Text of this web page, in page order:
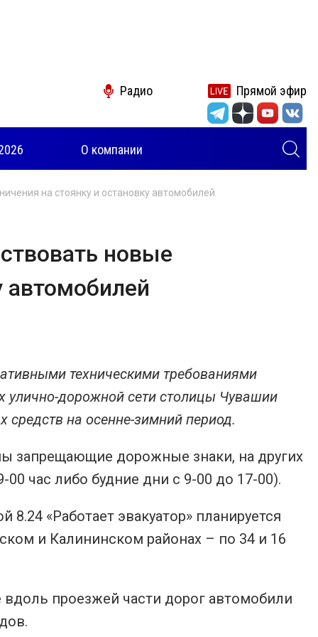
Радио Прямой эфир
О компании
на стоянку и остановку автомобилей
новые
автомобилей
техническими требованиями
улично-дорожной сети столицы Чувашии
средств на осенне-зимний период.
запрещающие дорожные знаки, на других
час либо будние дни с 9-00 до 17-00).
«Работает эвакуатор» планируется
и Калининском районах – по 34 и 16
проезжей части дорог автомобили